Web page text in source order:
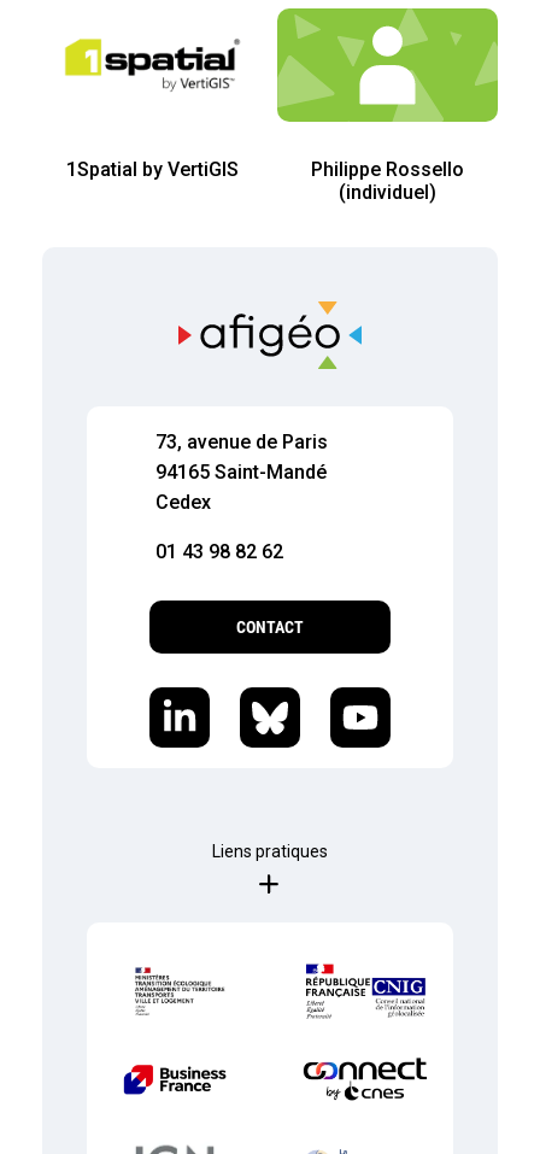
1Spatial by VertiGIS
Philippe Rossello
(individuel)
73, avenue de Paris
94165 Saint-Mandé
Cedex
01 43 98 82 62
CONTACT
Liens pratiques